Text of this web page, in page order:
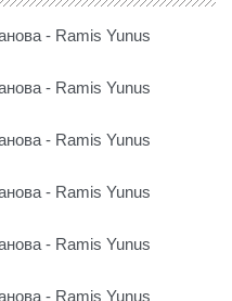
- Ramis Yunus
- Ramis Yunus
- Ramis Yunus
- Ramis Yunus
- Ramis Yunus
- Ramis Yunus